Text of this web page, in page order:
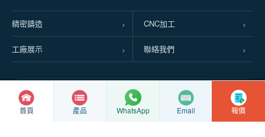
精密鑄造 CNC加工
工廠展示 聯絡我們
© Copyright
2026 興化市海金不銹鋼製品廠
蘇ICP備2022016063號
首頁 產品 Email
WhatsApp 報價